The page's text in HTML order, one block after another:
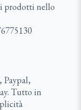
prodotti nello
Paypal,
Tutto in